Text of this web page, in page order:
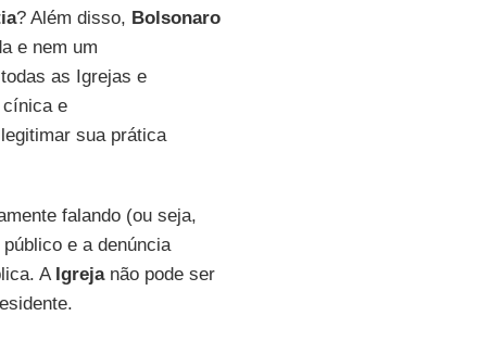
? Além disso, Bolsonaro
e nem um
as Igrejas e
cínica e
sua prática
falando (ou seja,
e a denúncia
A Igrejanão pode ser